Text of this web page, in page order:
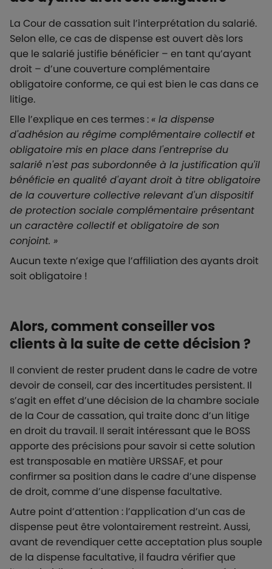
La Cour de cassation suit l’interprétation du salarié.
Selon elle, ce cas de dispense est ouvert dès lors
que le salarié justifie bénéficier – en tant qu’ayant
droit – d’une couverture complémentaire
obligatoire conforme, ce qui est bien le cas dans ce
litige.
Elle l’explique en ces termes : « la dispense
d'adhésion au régime complémentaire collectif et
obligatoire mis en place dans l'entreprise du
salarié n'est pas subordonnée à la justification qu'il
bénéficie en qualité d'ayant droit à titre obligatoire
de la couverture collective relevant d'un dispositif
de protection sociale complémentaire présentant
un caractère collectif et obligatoire de son
conjoint. »
Aucun texte n’exige que l’affiliation des ayants droit
soit obligatoire !
Alors, comment conseiller vos
clients à la suite de cette décision ?
Il convient de rester prudent dans le cadre de votre
devoir de conseil, car des incertitudes persistent. Il
s’agit en effet d’une décision de la chambre sociale
de la Cour de cassation, qui traite donc d’un litige
en droit du travail. Il serait intéressant que le BOSS
apporte des précisions pour savoir si cette solution
est transposable en matière URSSAF, et pour
confirmer sa position dans le cadre d’une dispense
de droit, comme d’une dispense facultative.
Autre point d’attention : l’application d’un cas de
dispense peut être volontairement restreint. Aussi,
avant de revendiquer cette acceptation plus souple
de la dispense facultative, il faudra vérifier que